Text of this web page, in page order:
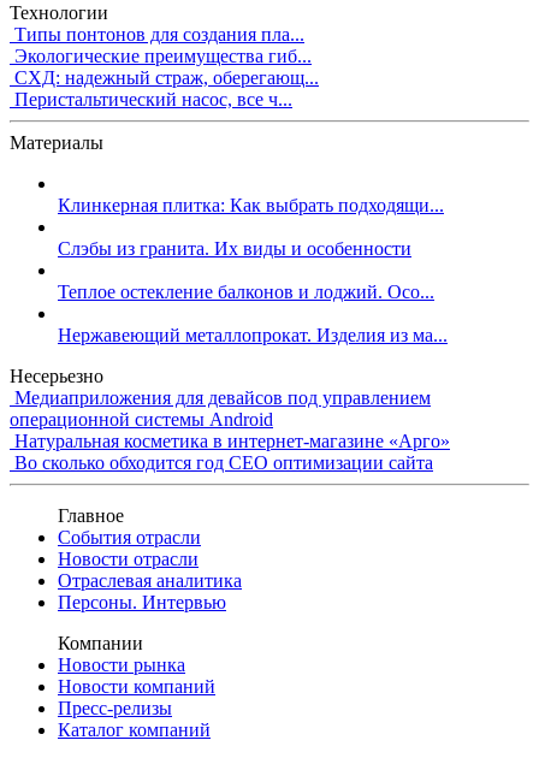
Технологии
Типы понтонов для создания пла...
Экологические преимущества гиб...
СХД: надежный страж, оберегающ...
Перистальтический насос, все ч...
Материалы
Клинкерная плитка: Как выбрать подходящи...
Слэбы из гранита. Их виды и особенности
Теплое остекление балконов и лоджий. Осо...
Нержавеющий металлопрокат. Изделия из ма...
Несерьезно
Медиаприложения для девайсов под управлением
операционной системы Android
Натуральная косметика в интернет-магазине «Арго»
Во сколько обходится год СЕО оптимизации сайта
Главное
События отрасли
Новости отрасли
Отраслевая аналитика
Персоны. Интервью
Компании
Новости рынка
Новости компаний
Пресс-релизы
Каталог компаний